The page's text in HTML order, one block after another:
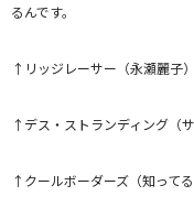
るんです。
↑リッジレーサー（永瀬麗子）
↑デス・ストランディング（サ
↑クールボーダーズ（知ってる